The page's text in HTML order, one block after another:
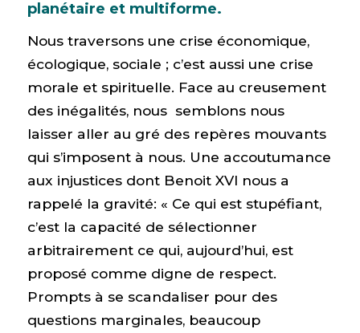
planétaire et multiforme.
Nous traversons une crise économique,
écologique, sociale ; c’est aussi une crise
morale et spirituelle. Face au creusement
des inégalités, nous semblons nous
laisser aller au gré des repères mouvants
qui s’imposent à nous. Une accoutumance
aux injustices dont Benoit XVI nous a
rappelé la gravité: « Ce qui est stupéfiant,
c’est la capacité de sélectionner
arbitrairement ce qui, aujourd’hui, est
proposé comme digne de respect.
Prompts à se scandaliser pour des
questions marginales, beaucoup